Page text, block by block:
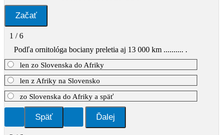
1 / 6
Podľa ornitológa bociany preletia aj 13 000 km .......... .
len zo Slovenska do Afriky
len z Afriky na Slovensko
zo Slovenska do Afriky a späť